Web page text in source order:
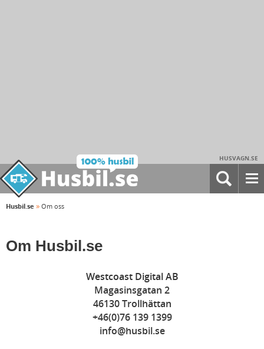
HUSVAGN.SE
Husbil.se » Om oss
Om Husbil.se
Westcoast Digital AB
Magasinsgatan 2
46130 Trollhättan
+46(0)76 139 1399
info@husbil.se